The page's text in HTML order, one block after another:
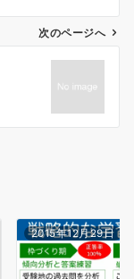
次のページへ
2015年12月29日